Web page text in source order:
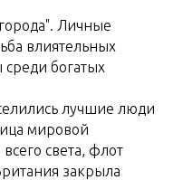
Личные
влиятельных
богатых
лучшие люди
мировой
света, флот
закрыла